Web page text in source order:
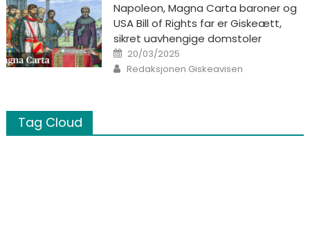
Napoleon, Magna Carta baroner og
USA Bill of Rights far er Giskeætt,
sikret uavhengige domstoler
Posted on
20/03/2025
Author
Redaksjonen Giskeavisen
Tag Cloud